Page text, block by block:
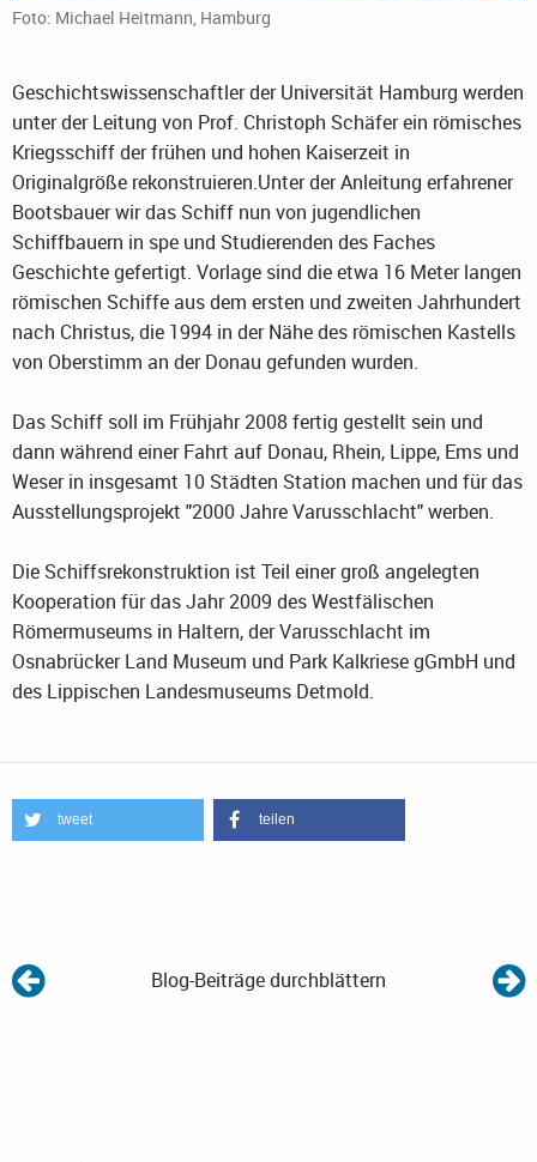
Foto: Michael Heitmann, Hamburg
Geschichtswissenschaftler der Universität Hamburg werden
unter der Leitung von Prof. Christoph Schäfer ein römisches
Kriegsschiff der frühen und hohen Kaiserzeit in
Originalgröße rekonstruieren.Unter der Anleitung erfahrener
Bootsbauer wir das Schiff nun von jugendlichen
Schiffbauern in spe und Studierenden des Faches
Geschichte gefertigt. Vorlage sind die etwa 16 Meter langen
römischen Schiffe aus dem ersten und zweiten Jahrhundert
nach Christus, die 1994 in der Nähe des römischen Kastells
von Oberstimm an der Donau gefunden wurden.
Das Schiff soll im Frühjahr 2008 fertig gestellt sein und
dann während einer Fahrt auf Donau, Rhein, Lippe, Ems und
Weser in insgesamt 10 Städten Station machen und für das
Ausstellungsprojekt "2000 Jahre Varusschlacht" werben.
Die Schiffsrekonstruktion ist Teil einer groß angelegten
Kooperation für das Jahr 2009 des Westfälischen
Römermuseums in Haltern, der Varusschlacht im
Osnabrücker Land Museum und Park Kalkriese gGmbH und
des Lippischen Landesmuseums Detmold.
tweet teilen
Blog-Beiträge durchblättern